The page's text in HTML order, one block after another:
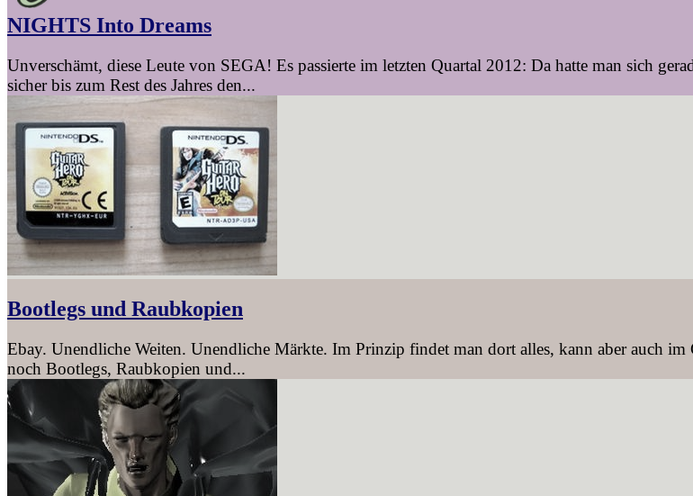
NIGHTS Into Dreams
Unverschämt, diese Leute von SEGA! Es passierte im letzten Quartal 2012: Da hatte man sich
sicher bis zum Rest des Jahres den...
Bootlegs und Raubkopien
Ebay. Unendliche Weiten. Unendliche Märkte. Im Prinzip findet man dort alles, kann aber auch
noch Bootlegs, Raubkopien und...